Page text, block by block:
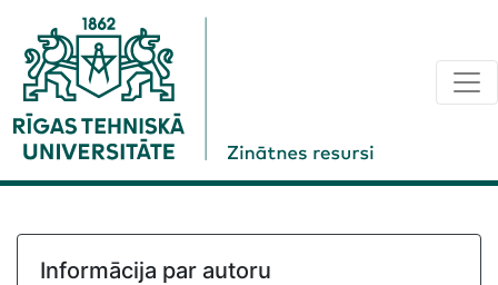
Informācija par autoru